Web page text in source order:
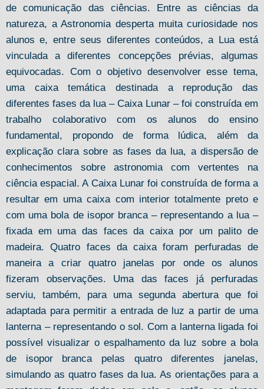
de comunicação das ciências. Entre as ciências da
natureza, a Astronomia desperta muita curiosidade nos
alunos e, entre seus diferentes conteúdos, a Lua está
vinculada a diferentes concepções prévias, algumas
equivocadas. Com o objetivo desenvolver esse tema,
uma caixa temática destinada a reprodução das
diferentes fases da lua – Caixa Lunar – foi construída em
trabalho colaborativo com os alunos do ensino
fundamental, propondo de forma lúdica, além da
explicação clara sobre as fases da lua, a dispersão de
conhecimentos sobre astronomia com vertentes na
ciência espacial. A Caixa Lunar foi construída de forma a
resultar em uma caixa com interior totalmente preto e
com uma bola de isopor branca – representando a lua –
fixada em uma das faces da caixa por um palito de
madeira. Quatro faces da caixa foram perfuradas de
maneira a criar quatro janelas por onde os alunos
fizeram observações. Uma das faces já perfuradas
serviu, também, para uma segunda abertura que foi
adaptada para permitir a entrada de luz a partir de uma
lanterna – representando o sol. Com a lanterna ligada foi
possível visualizar o espalhamento da luz sobre a bola
de isopor branca pelas quatro diferentes janelas,
simulando as quatro fases da lua. As orientações para a